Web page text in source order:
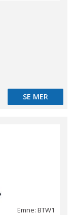
SE MER
SE MER
Emne: BTW1